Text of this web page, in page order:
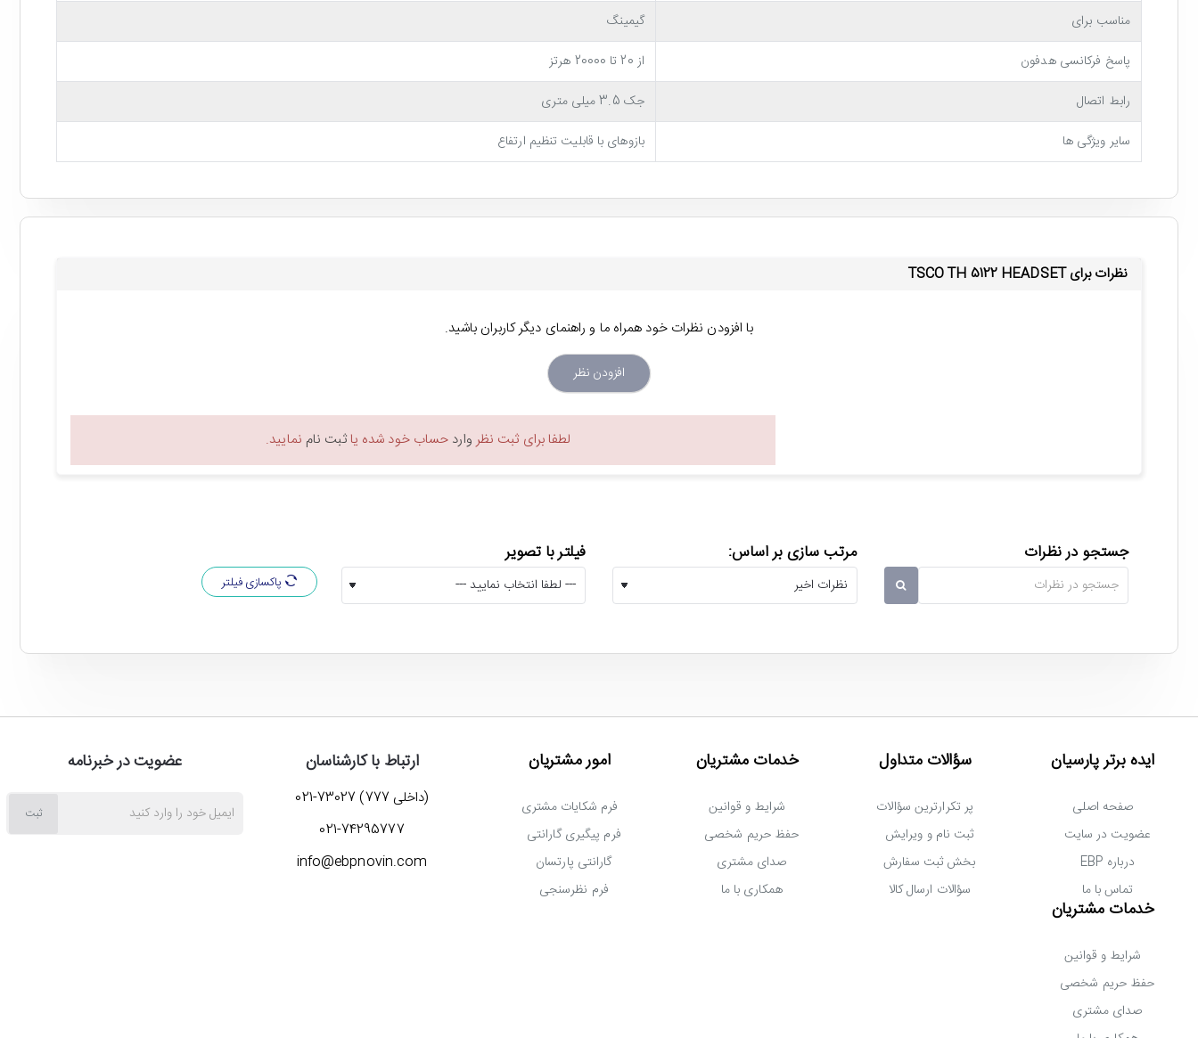
مناسب برای
گیمینگ
پاسخ فرکانسی هدفون
از 20 تا 20000 هرتز
رابط اتصال
جک 3.5 میلی متری
سایر ویژگی ها
بازوهای با قابلیت تنظیم ارتفاع
نظرات برای TSCO TH 5122 HEADSET
با افزودن نظرات خود همراه ما و راهنمای دیگر کاربران باشید.
افزودن نظر
لطفا برای ثبت نظروارد حساب خود شده یاثبت نام نمایید.
جستجو در نظرات مرتب سازی بر اساس: فیلتر با تصویر
پاکسازی فیلتر
ایده برتر پارسیان
صفحه اصلی
عضویت در سایت
درباره EBP
تماس با ما
سؤالات متداول
پر تکرارترین سؤالات
ثبت نام و ویرایش
بخش ثبت سفارش
سؤالات ارسال کالا
خدمات مشتریان
شرایط و قوانین
حفظ حریم شخصی
صدای مشتری
همکاری با ما
امور مشتریان
فرم شکایات مشتری
فرم پیگیری گارانتی
گارانتی پارتسان
فرم نظرسنجی
خدمات مشتریان
شرایط و قوانین
حفظ حریم شخصی
صدای مشتری
ارتباط با کارشناسان
(داخلی 777) 73027-021
021-74295777
info@ebpnovin.com
عضویت در خبرنامه
ایمیل
ثبت